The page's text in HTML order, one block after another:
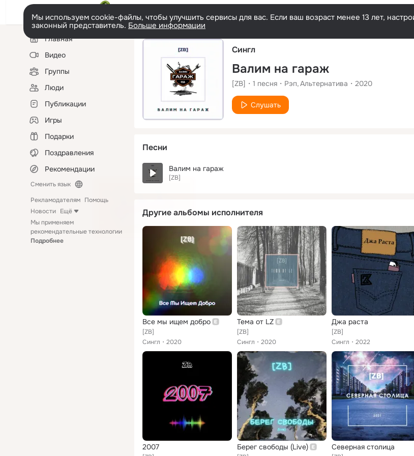
Мы используем cookie-файлы, чтобы улучшить сервисы для вас. Если ваш возраст менее 13 лет,
законный представитель. Больше информации
Левая
колонкаГлавная
Видео
Группы
Люди
Публикации
Игры
Подарки
Поздравления
Рекомендации
Сменить язык
Рекламодателям Помощь
Новости Ещё
Мы применяем
рекомендательные технологии
Подробнее
Сингл
Валим на гараж
[ZB] 1 песня Рэп Альтернатива 2020
Слушать
Песни
Валим на гараж
[ZB]
Другие альбомы исполнителя
Все мы ищем добро
[ZB]
Сингл
2020
Тема от LZ
[ZB]
Сингл
2020
Джа раста
[ZB]
Сингл
2022
2007 Берег cвободы (Live) Северная столица